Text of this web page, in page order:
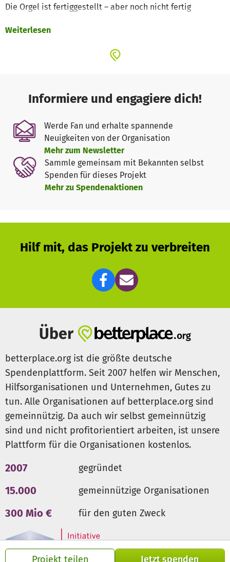
Projekt teilen Jetzt spenden
Die Orgel ist fertiggestellt – aber noch nicht fertig
haben auch für uns als Kirchengemeinde unerwartete
sind und schwer auf uns lasten!
Helfen Sie!
Weiterlesen
Informiere und engagiere dich!
Werde Fan und erhalte spannende
Neuigkeiten von der Organisation
Mehr zum Newsletter
Sammle gemeinsam mit Bekannten selbst
Spenden für dieses Projekt
Mehr zu Spendenaktionen
Hilf mit, das Projekt zu verbreiten
Über
betterplace.org ist die größte deutsche
Spendenplattform. Seit 2007 helfen wir Menschen,
Hilfsorganisationen und Unternehmen, Gutes zu
tun. Alle Organisationen auf betterplace.org sind
gemeinnützig. Da auch wir selbst gemeinnützig
sind und nicht profitorientiert arbeiten, ist unsere
Plattform für die Organisationen kostenlos.
2007 gegründet
15.000 gemeinnützige Organisationen
300 Mio € für den guten Zweck